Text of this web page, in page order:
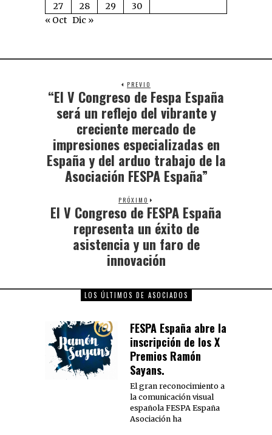
27
28 29
30
« Oct Dic »
PREVIO
“El V Congreso de Fespa España
será un reflejo del vibrante y
creciente mercado de
impresiones especializadas en
España y del arduo trabajo de la
Asociación FESPA España”
PRÓXIMO
El V Congreso de FESPA España
representa un éxito de
asistencia y un faro de
innovación
LOS ÚLTIMOS DE ASOCIADOS
FESPA España abre la
inscripción de los X
Premios Ramón
Sayans.
El gran reconocimiento a
la comunicación visual
española FESPA España
Asociación ha